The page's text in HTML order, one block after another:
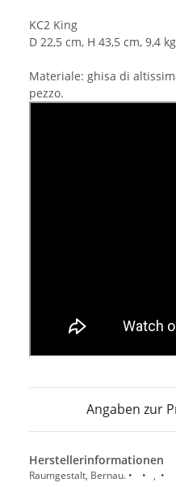
KC2 King
D 22,5 cm, H 43,5 cm, 9,4 kg
Materiale: ghisa di
pezzo.
Angaben zur
Herstellerinformationen
Raumgestalt, Bernau. • • , •